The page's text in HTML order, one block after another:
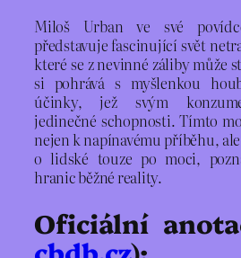
Miloš Urban ve své
představuje fascinující svět
které se z nevinné záliby může
si pohrává s myšlenkou
účinky, jež svým
jedinečné schopnosti. Tímto
nejen k napínavému příběhu,
o lidské touze po moci,
hranic běžné reality.
Oficiální